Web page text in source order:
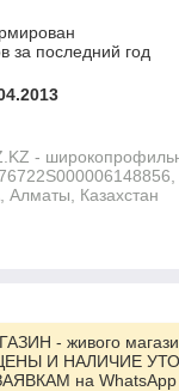
за последний год
-
Алматы, Казахстан
- живого
И НАЛИЧИЕ
на WhatsApp